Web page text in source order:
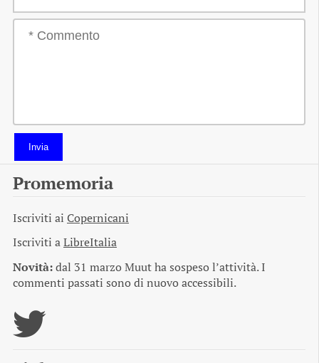
Invia
Promemoria
Iscriviti ai Copernicani
Iscriviti aLibreItalia
Novità:dal 31 marzo Muut ha sospeso l’attività. I
commenti passati sono di nuovo accessibili.